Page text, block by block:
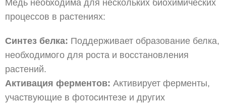
Медь необходима для нескольких биохимических
процессов в растениях:
Синтез белка: Поддерживает образование белка,
необходимого для роста и восстановления
растений.
Активация ферментов: Активирует ферменты,
участвующие в фотосинтезе и других